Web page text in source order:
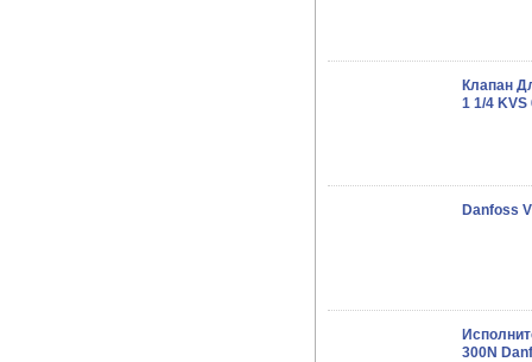
Клапан
1 1/4 KVS
Danfoss
300N